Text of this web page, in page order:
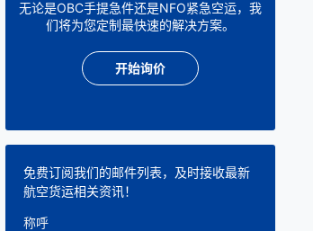
无论是OBC手提急件还是NFO紧急空运，我
们将为您定制最快速的解决方案。
开始询价
免费订阅我们的邮件列表，及时接收最新
航空货运相关资讯！
称呼